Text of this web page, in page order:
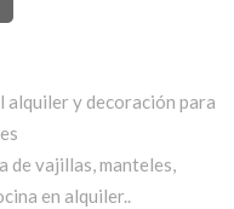
alquiler y decoración para
de vajillas, manteles,
en alquiler..